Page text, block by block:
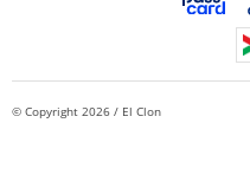
© Copyright 2026 / El Clon